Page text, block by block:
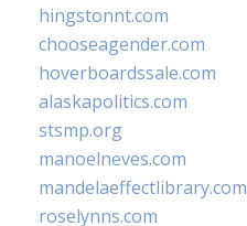
hingstonnt.com
chooseagender.com
hoverboardssale.com
alaskapolitics.com
stsmp.org
manoelneves.com
mandelaeffectlibrary.com
roselynns.com